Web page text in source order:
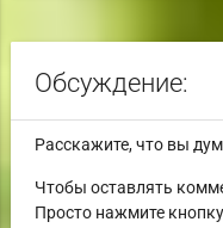
Обсуждение:
Расскажите, что вы
Чтобы оставлять
Просто нажмите